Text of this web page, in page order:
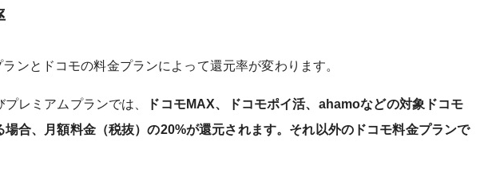
ンとドコモの料金プランによって還元率が変わります。
レミアムプランでは、
ドコモMAX、ドコモポイ活、ahamoなどの対象ドコモ
合、月額料金（税抜）の20%が還元されます。それ以外のドコモ料金プランで